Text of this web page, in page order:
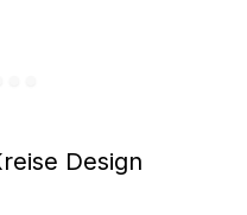
Design
um Benutzer über
Ziel ist es, Anzeigen